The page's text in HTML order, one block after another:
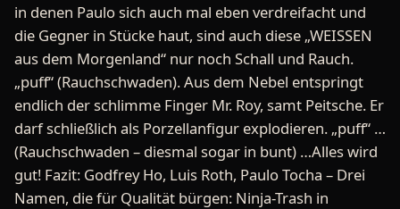
in denen Paulo sich auch mal eben verdreifacht und
die Gegner in Stücke haut, sind auch diese „WEISSEN
aus dem Morgenland“ nur noch Schall und Rauch.
„puff“ (Rauchschwaden). Aus dem Nebel entspringt
endlich der schlimme Finger Mr. Roy, samt Peitsche. Er
darf schließlich als Porzellanfigur explodieren. „puff“ …
(Rauchschwaden – diesmal sogar in bunt) …Alles wird
gut! Fazit: Godfrey Ho, Luis Roth, Paulo Tocha – Drei
Namen, die für Qualität bürgen: Ninja-Trash in